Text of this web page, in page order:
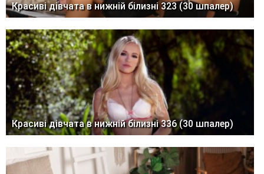
Красиві дівчата в нижній білизні 323 (30 шпалер)
Красиві дівчата в нижній білизні 336 (30 шпалер)